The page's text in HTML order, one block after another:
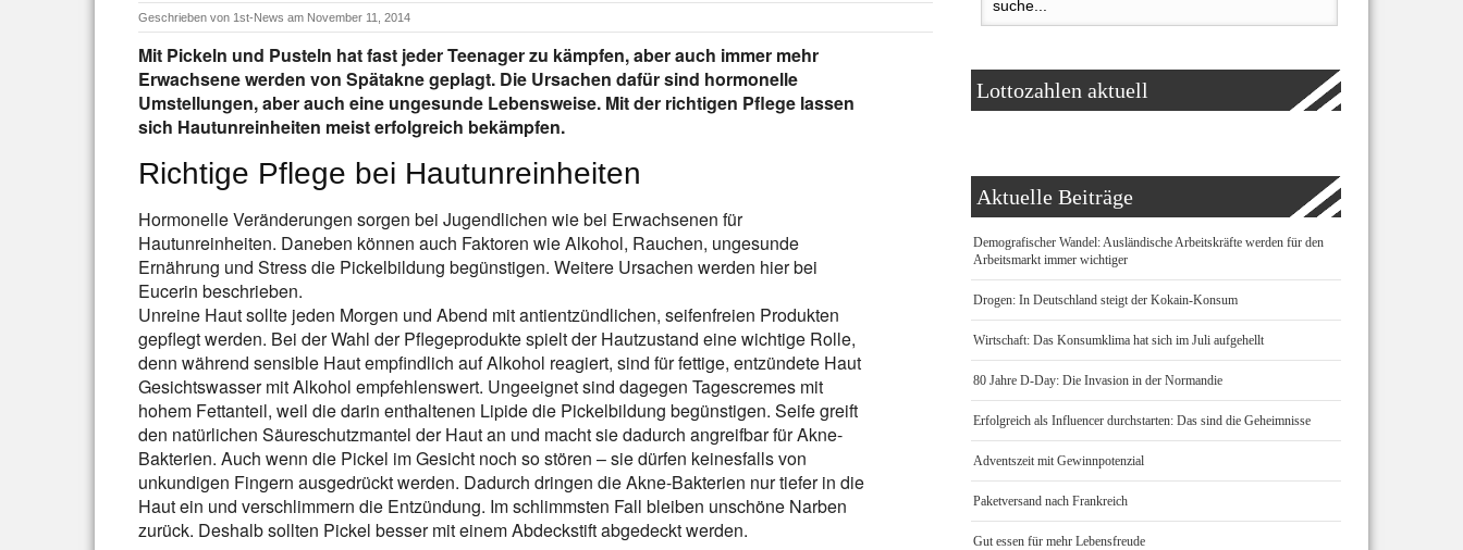
Geschrieben von 1st-News am November 11, 2014
Mit Pickeln und Pusteln hat fast jeder Teenager zu kämpfen, aber auch immer mehr
Erwachsene werden von Spätakne geplagt. Die Ursachen dafür sind hormonelle
Umstellungen, aber auch eine ungesunde Lebensweise. Mit der richtigen Pflege lassen
sich Hautunreinheiten meist erfolgreich bekämpfen.
Richtige Pflege bei Hautunreinheiten
Hormonelle Veränderungen sorgen bei Jugendlichen wie bei Erwachsenen für
Hautunreinheiten. Daneben können auch Faktoren wie Alkohol, Rauchen, ungesunde
Ernährung und Stress die Pickelbildung begünstigen. Weitere Ursachen werden hier bei
Eucerin beschrieben.
Unreine Haut sollte jeden Morgen und Abend mit antientzündlichen, seifenfreien Produkten
gepflegt werden. Bei der Wahl der Pflegeprodukte spielt der Hautzustand eine wichtige Rolle,
denn während sensible Haut empfindlich auf Alkohol reagiert, sind für fettige, entzündete Haut
Gesichtswasser mit Alkohol empfehlenswert. Ungeeignet sind dagegen Tagescremes mit
hohem Fettanteil, weil die darin enthaltenen Lipide die Pickelbildung begünstigen. Seife greift
den natürlichen Säureschutzmantel der Haut an und macht sie dadurch angreifbar für Akne-
Bakterien. Auch wenn die Pickel im Gesicht noch so stören – sie dürfen keinesfalls von
unkundigen Fingern ausgedrückt werden. Dadurch dringen die Akne-Bakterien nur tiefer in die
Haut ein und verschlimmern die Entzündung. Im schlimmsten Fall bleiben unschöne Narben
zurück. Deshalb sollten Pickel besser mit einem Abdeckstift abgedeckt werden.
Lottozahlen aktuell
Aktuelle Beiträge
Demografischer Wandel: Ausländische Arbeitskräfte werden für den
Arbeitsmarkt immer wichtiger
Drogen: In Deutschland steigt der Kokain-Konsum
Wirtschaft: Das Konsumklima hat sich im Juli aufgehellt
80 Jahre D-Day: Die Invasion in der Normandie
Erfolgreich als Influencer durchstarten: Das sind die Geheimnisse
Adventszeit mit Gewinnpotenzial
Paketversand nach Frankreich
Gut essen für mehr Lebensfreude